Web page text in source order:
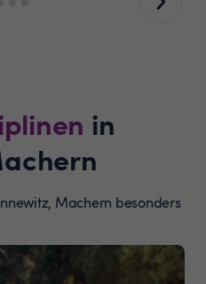
in
Machern besonders